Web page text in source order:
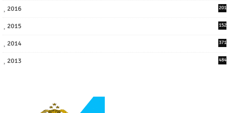
2016
201
2015 152
2014 371
2013 484